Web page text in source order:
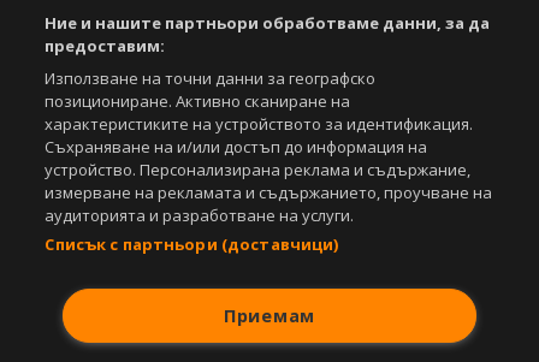
Ние и нашите партньори обработваме данни, за да
предоставим:
Използване на точни данни за географско
позициониране. Активно сканиране на
характеристиките на устройството за идентификация.
Съхраняване на и/или достъп до информация на
устройство. Персонализирана реклама и съдържание,
измерване на рекламата и съдържанието, проучване на
аудиторията и разработване на услуги.
Списък с партньори (доставчици)
Приемам